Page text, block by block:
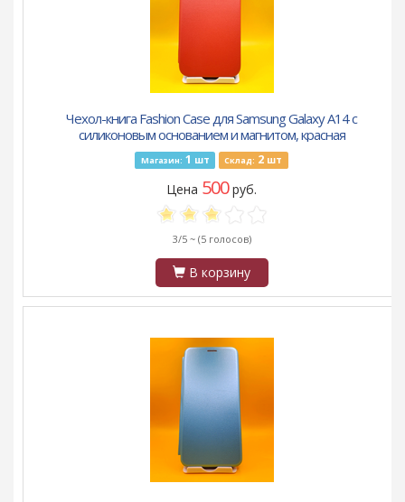
Чехол-книга Fashion Case для Samsung Galaxy A14 с
силиконовым основанием и магнитом, красная
Магазин: 1 шт Склад: 2 шт
Цена 500руб.
3/5 ~ (5 голосов)
В корзину